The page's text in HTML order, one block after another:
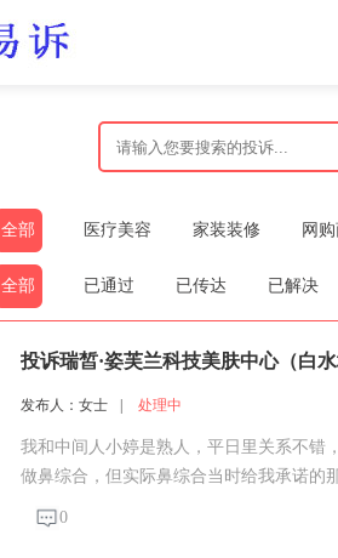
全部 医疗美容 家装装修 网
全部 已通过 已传达 已解决
投诉瑞皙·姿芙兰科技美肤中心（白
发布人：女士 处理中
我和中间人小婷是熟人，平日里关系不错
做鼻综合，但实际鼻综合当时给我承诺的
给了她个人，由她对接安排手术。当天
0